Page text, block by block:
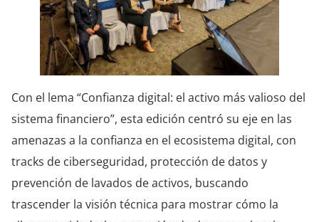
Con el lema “Confianza digital: el activo más valioso del
sistema financiero”, esta edición centró su eje en las
amenazas a la confianza en el ecosistema digital, con
tracks de ciberseguridad, protección de datos y
prevención de lavados de activos, buscando
trascender la visión técnica para mostrar cómo la